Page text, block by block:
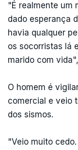
"É realmente um
dado esperança
havia qualquer
os socorristas lá
marido com
O homem é
comercial e veio
dos sismos.
"Veio muito